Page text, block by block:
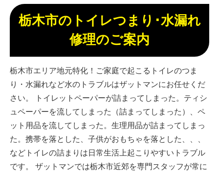
栃木市のトイレつまり･水漏れ
修理のご案内
栃木市エリア地元特化！ご家庭で起こるトイレのつま
り・水漏れなど水のトラブルはザットマンにお任せくだ
さい。 トイレットペーパーが詰まってしまった。ティシ
ュペーパーを流してしまった（詰まってしまった）、ペ
ット用品を流してしまった。生理用品が詰まってしまっ
た。携帯を落とした、子供がおもちゃを落とした、、、
などトイレの詰まりは日常生活上起こりやすいトラブル
です。 ザットマンでは栃木市近郊を専門スタッフが常に